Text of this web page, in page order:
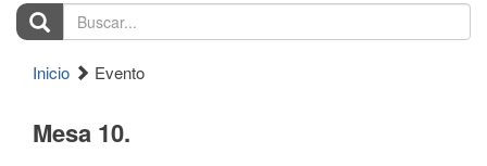
Buscar...
Inicio Evento
Mesa 10.